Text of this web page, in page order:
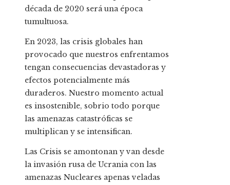
década de 2020 será una época
tumultuosa.
En 2023, las crisis globales han
provocado que nuestros enfrentamos
tengan consecuencias devastadoras y
efectos potencialmente más
duraderos. Nuestro momento actual
es insostenible, sobrio todo porque
las amenazas catastróficas se
multiplican y se intensifican.
Las Crisis se amontonan y van desde
la invasión rusa de Ucrania con las
amenazas Nucleares apenas veladas